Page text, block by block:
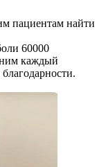
пациентам найти
60000
каждый